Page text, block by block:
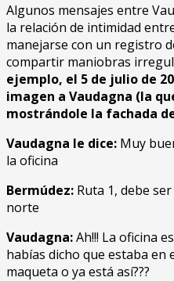
Algunos mensajes entre
la relación de intimidad
manejarse con un registro
compartir maniobras
ejemplo, el 5 de julio de
imagen a Vaudagna (la
mostrándole la fachada
Vaudagna le dice: Muy
la oficina
Bermúdez: Ruta 1, debe
norte
Vaudagna:Ah!!! La oficina
habías dicho que estaba en
maqueta o ya está así???